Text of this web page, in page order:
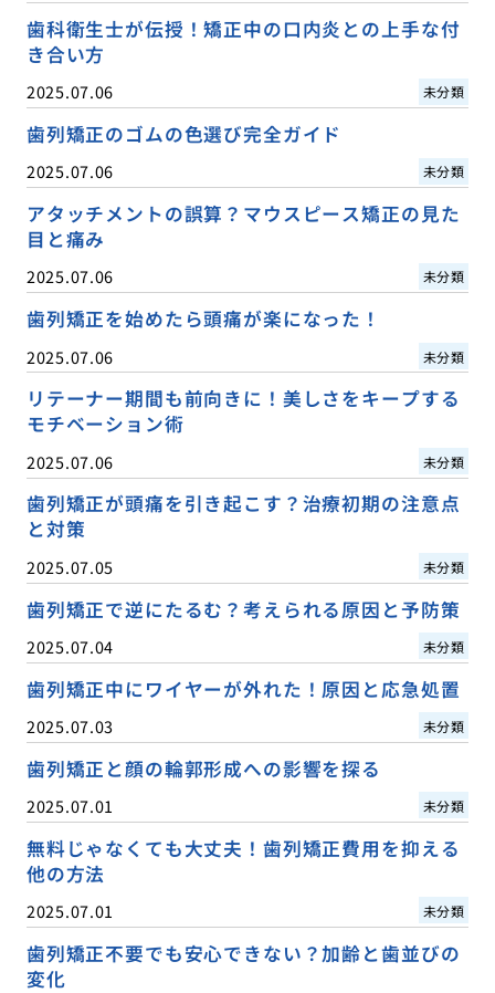
歯科衛生士が伝授！矯正中の口内炎との上手な付
き合い方
2025.07.06 未分類
歯列矯正のゴムの色選び完全ガイド
2025.07.06 未分類
アタッチメントの誤算？マウスピース矯正の見た
目と痛み
2025.07.06 未分類
歯列矯正を始めたら頭痛が楽になった！
2025.07.06 未分類
リテーナー期間も前向きに！美しさをキープする
モチベーション術
2025.07.06 未分類
歯列矯正が頭痛を引き起こす？治療初期の注意点
と対策
2025.07.05 未分類
歯列矯正で逆にたるむ？考えられる原因と予防策
2025.07.04 未分類
歯列矯正中にワイヤーが外れた！原因と応急処置
2025.07.03 未分類
歯列矯正と顔の輪郭形成への影響を探る
2025.07.01 未分類
無料じゃなくても大丈夫！歯列矯正費用を抑える
他の方法
2025.07.01 未分類
歯列矯正不要でも安心できない？加齢と歯並びの
変化